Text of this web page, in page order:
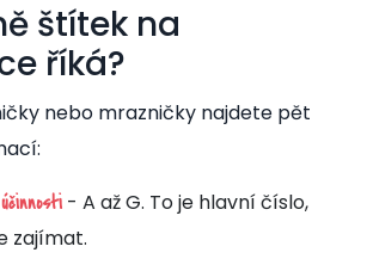
štítek na
říká?
nebo mrazničky najdete pět
- A až G. To je hlavní číslo,
zajímat.